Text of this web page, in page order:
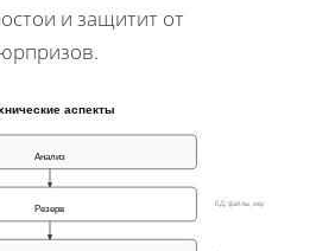
и защитит от
аспекты
Анализ
Резерв
БД, файлы, медиа